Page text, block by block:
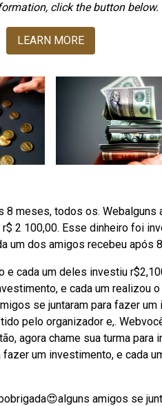
click the button below.
LEARN MORE
meses, todos os. Webalguns
2 100,00. Esse dinheiro foi
um dos amigos recebeu após
cada um deles investiu
e cada um realizou
se juntaram para fazer
pelo organizador e,.
agora chame sua turma
um investimento, e cada
amigos se